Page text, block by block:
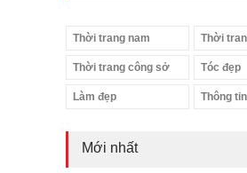
Thời trang nam Thời
Thời trang công sở Tóc đẹp
Làm đẹp Thông
Mới nhất